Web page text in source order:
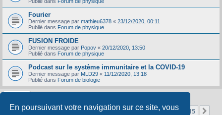
En poursuivant votre navigation sur ce site, vous
Fourier
Dernier message par mathieu6378 « 23/12/2020, 00:11
Publié dans Forum de physique
FUSION FROIDE
Dernier message par Popov « 20/12/2020, 13:50
Publié dans Forum de physique
Podcast sur le système immunitaire et la COVID-19
Dernier message par MLD29 « 11/12/2020, 13:18
Publié dans Forum de biologie
La recherche a retourné 356 résultats Page 1sur15
1 2 3 4 5 … 15